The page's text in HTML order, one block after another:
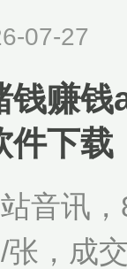
07-27
钱赚钱
件下载
音讯
张，成